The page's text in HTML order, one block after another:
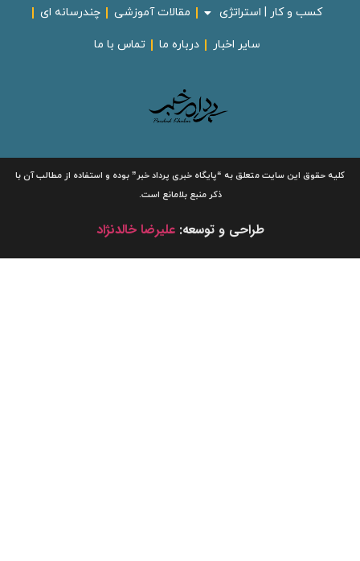
کسب و کار | استراتژی مقالات آموزشی چندرسانه ای
سایر اخبار درباره ما تماس با ما
کلیه حقوق این سایت متعلق به“پایگاه خبریپرداد خبر”بوده و استفاده از مطالب آن با
ذکر منبع بلامانع است.
طراحی و توسعه:علیرضا خالدنژاد